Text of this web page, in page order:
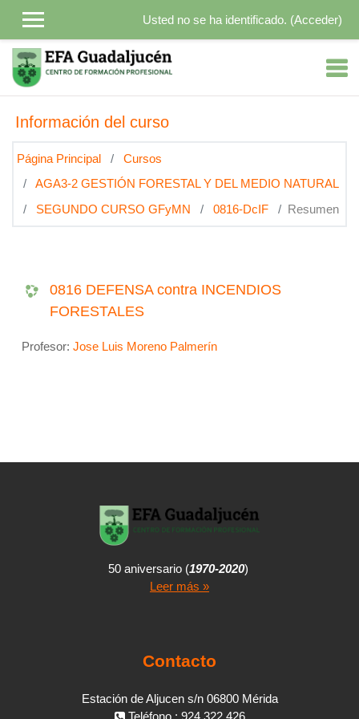
Usted no se ha identificado. (Acceder)
Información del curso
Página Principal
Cursos
AGA3-2 GESTIÓN FORESTAL Y DEL MEDIO NATURAL
SEGUNDO CURSO GFyMN
0816-DcIF Resumen
0816 DEFENSA contra INCENDIOS
FORESTALES
Profesor: Jose Luis Moreno Palmerín
50 aniversario (1970-2020)
Leer más »
Contacto
Estación de Aljucen s/n 06800 Mérida
Teléfono : 924 322 426